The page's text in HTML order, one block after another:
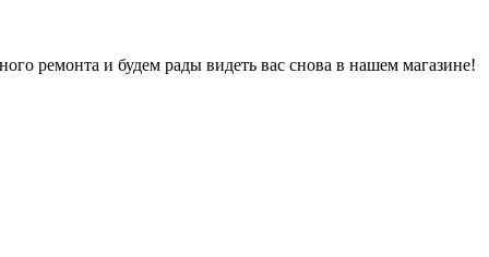
ремонта и будем рады видеть вас снова в нашем магазине!